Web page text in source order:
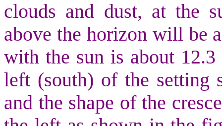
clouds and dust, at the
above the horizon will be
with the sun is about
left (south) of the setting
and the shape of the